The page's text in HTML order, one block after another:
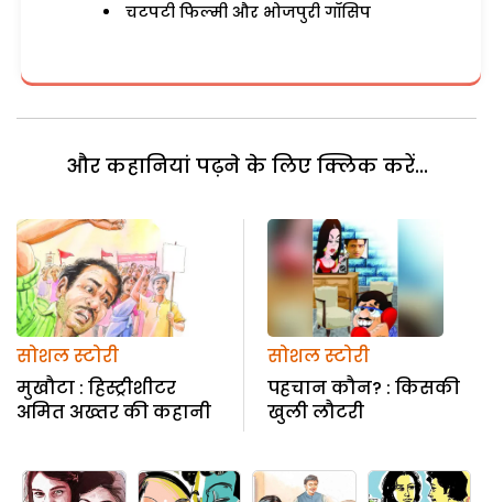
चटपटी फिल्मी और भोजपुरी गॉसिप
और कहानियां पढ़ने के लिए क्लिक करें...
सोशल स्टोरी
मुखौटा : हिस्ट्रीशीटर
अमित अख्तर की कहानी
सोशल स्टोरी
पहचान कौन? : किसकी
खुली लौटरी